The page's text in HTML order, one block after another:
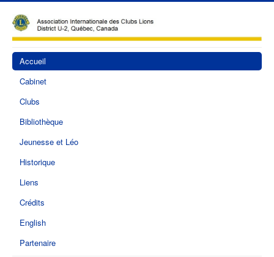
Accueil
Cabinet
Clubs
Bibliothèque
Jeunesse et Léo
Historique
Liens
Crédits
English
Partenaire